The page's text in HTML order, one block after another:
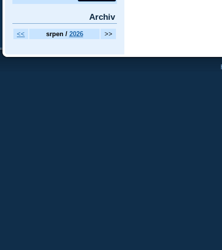
Archiv
<< srpen / 2026 >>